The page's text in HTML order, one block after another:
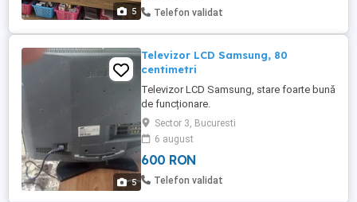
5 Telefon validat
5
Televizor LCD Samsung, 80
centimetri
Televizor LCD Samsung, stare foarte bună
de funcționare.
Sector 3, Bucuresti
6 august
600 RON
Telefon validat